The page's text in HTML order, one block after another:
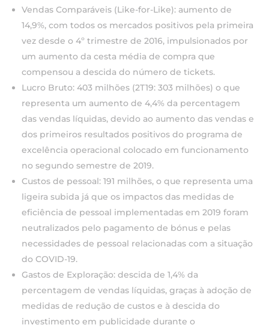
Vendas Comparáveis (Like-for-Like): aumento de
14,9%, com todos os mercados positivos pela primeira
vez desde o 4º trimestre de 2016, impulsionados por
um aumento da cesta média de compra que
compensou a descida do número de tickets.
Lucro Bruto: 403 milhões (2T19: 303 milhões) o que
representa um aumento de 4,4% da percentagem
das vendas líquidas, devido ao aumento das vendas e
dos primeiros resultados positivos do programa de
excelência operacional colocado em funcionamento
no segundo semestre de 2019.
Custos de pessoal: 191 milhões, o que representa uma
ligeira subida já que os impactos das medidas de
eficiência de pessoal implementadas em 2019 foram
neutralizados pelo pagamento de bónus e pelas
necessidades de pessoal relacionadas com a situação
do COVID-19.
Gastos de Exploração: descida de 1,4% da
percentagem de vendas líquidas, graças à adoção de
medidas de redução de custos e à descida do
investimento em publicidade durante o